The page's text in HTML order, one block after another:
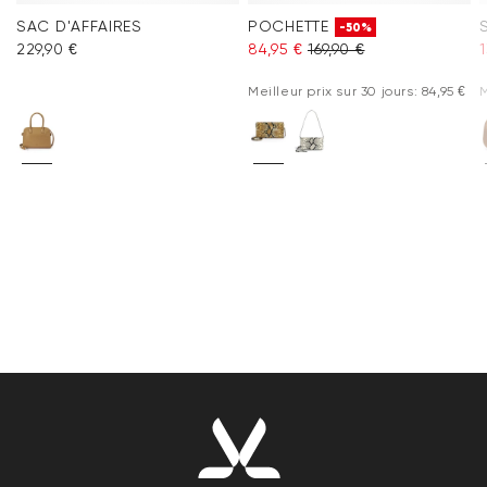
SAC D'AFFAIRES
229,90 €
POCHETTE -50%
84,95 € 169,90 €
Meilleur prix sur 30 jours: 84,95 €